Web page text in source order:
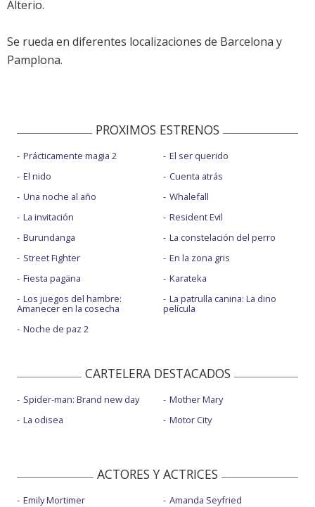
Alterio.
Se rueda en diferentes localizaciones de Barcelona y
Pamplona.
PROXIMOS ESTRENOS
Prácticamente magia 2
El nido
Una noche al año
La invitación
Burundanga
Street Fighter
Fiesta pagäna
Los juegos del hambre:
Amanecer en la cosecha
Noche de paz 2
El ser querido
Cuenta atrás
Whalefall
Resident Evil
La constelación del perro
En la zona gris
Karateka
La patrulla canina: La dino
película
CARTELERA DESTACADOS
Spider-man: Brand new day
La odisea
Mother Mary
Motor City
ACTORES Y ACTRICES
Emily Mortimer
Amanda Seyfried